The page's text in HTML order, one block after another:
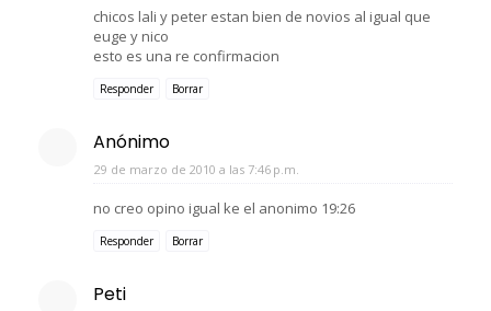
chicos lali y peter estan bien de novios al igual que
euge y nico
esto es una re confirmacion
Responder Borrar
Anónimo
29 de marzo de 2010 a las 7:46 p.m.
no creo opino igual ke el anonimo 19:26
Responder Borrar
Peti